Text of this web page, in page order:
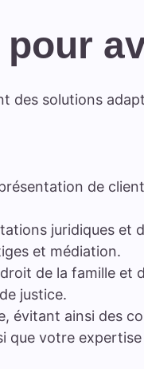
des solutions
de
juridiques et
et médiation.
de la famille et
justice.
évitant ainsi des
que votre